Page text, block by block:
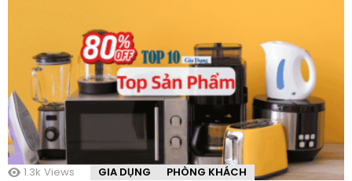
1.3k Views GIA DỤNG PHÒNG KHÁCH